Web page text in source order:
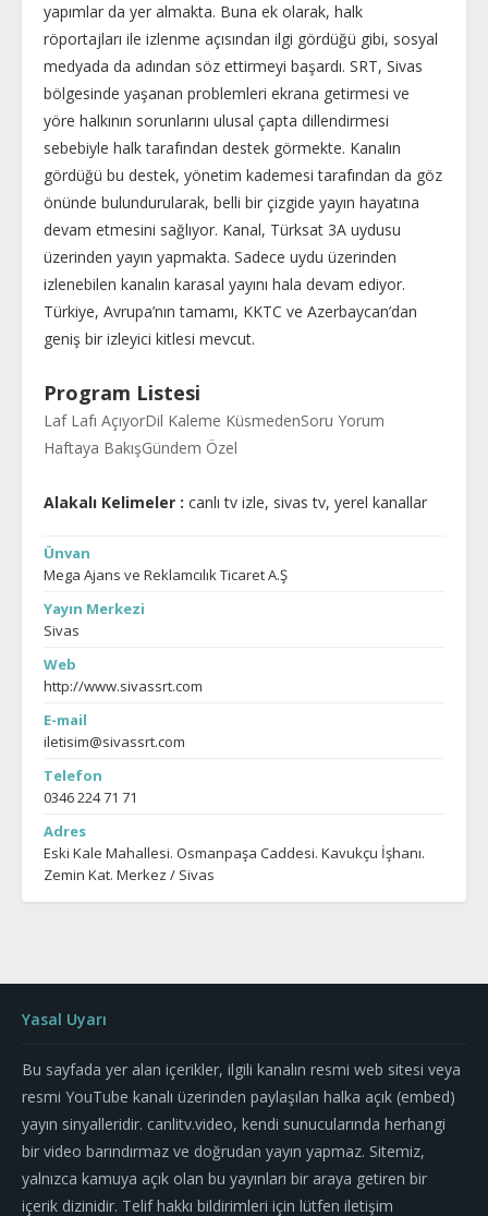
yapımlar da yer almakta. Buna ek olarak, halk
röportajları ile izlenme açısından ilgi gördüğü gibi, sosyal
medyada da adından söz ettirmeyi başardı. SRT, Sivas
bölgesinde yaşanan problemleri ekrana getirmesi ve
yöre halkının sorunlarını ulusal çapta dillendirmesi
sebebiyle halk tarafından destek görmekte. Kanalın
gördüğü bu destek, yönetim kademesi tarafından da göz
önünde bulundurularak, belli bir çizgide yayın hayatına
devam etmesini sağlıyor. Kanal, Türksat 3A uydusu
üzerinden yayın yapmakta. Sadece uydu üzerinden
izlenebilen kanalın karasal yayını hala devam ediyor.
Türkiye, Avrupa’nın tamamı, KKTC ve Azerbaycan’dan
geniş bir izleyici kitlesi mevcut.
Program Listesi
Laf Lafı AçıyorDil Kaleme KüsmedenSoru Yorum
Haftaya BakışGündem Özel
Alakalı Kelimeler : canlı tv izle, sivas tv, yerel kanallar
Ünvan
Mega Ajans ve Reklamcılık Ticaret A.Ş
Yayın Merkezi
Sivas
Web
http://www.sivassrt.com
E-mail
iletisim@sivassrt.com
Telefon
0346 224 71 71
Adres
Eski Kale Mahallesi. Osmanpaşa Caddesi. Kavukçu İşhanı.
Zemin Kat. Merkez / Sivas
Yasal Uyarı
Bu sayfada yer alan içerikler, ilgili kanalın resmi web sitesi veya
resmi YouTube kanalı üzerinden paylaşılan halka açık (embed)
yayın sinyalleridir. canlitv.video, kendi sunucularında herhangi
bir video barındırmaz ve doğrudan yayın yapmaz. Sitemiz,
yalnızca kamuya açık olan bu yayınları bir araya getiren bir
içerik dizinidir. Telif hakkı bildirimleri için lütfen iletişim